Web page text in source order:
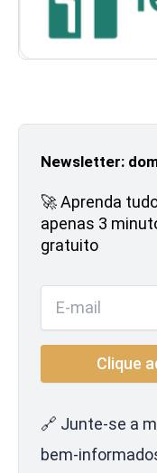
Newsletter:
🚀 Aprenda
apenas 3
gratuito
🔗 Junte-se a
bem-